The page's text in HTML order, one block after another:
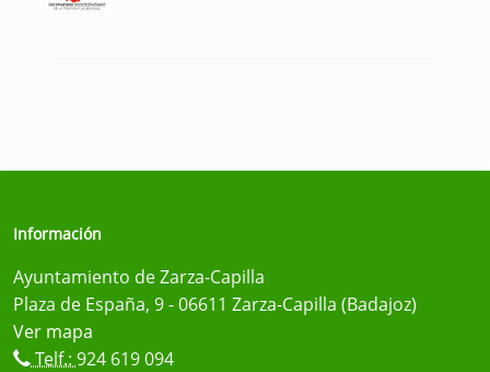
Información
Ayuntamiento de Zarza-Capilla
Plaza de España, 9 - 06611 Zarza-Capilla (Badajoz)
Ver mapa
Telf.: 924 619 094